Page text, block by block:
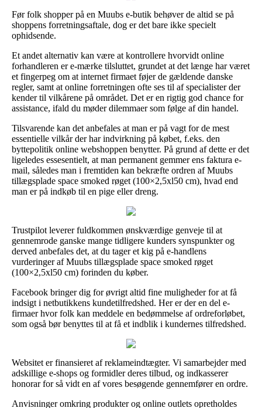
Før folk shopper på en Muubs e-butik behøver de altid se på
shoppens forretningsaftale, dog er det bare ikke specielt
ophidsende.
Et andet alternativ kan være at kontrollere hvorvidt online
forhandleren er e-mærke tilsluttet, grundet at det længe har været
et fingerpeg om at internet firmaet føjer de gældende danske
regler, samt at online forretningen ofte ses til af specialister der
kender til vilkårene på området. Det er en rigtig god chance for
assistance, ifald du møder dilemmaer som følge af din handel.
Tilsvarende kan det anbefales at man er på vagt for de mest
essentielle vilkår der har indvirkning på købet, f.eks. den
byttepolitik online webshoppen benytter. På grund af dette er det
ligeledes essesentielt, at man permanent gemmer ens faktura e-
mail, således man i fremtiden kan bekræfte ordren af Muubs
tillægsplade space smoked røget (100×2,5xl50 cm), hvad end
man er på indkøb til en pige eller dreng.
Trustpilot leverer fuldkommen ønskværdige genveje til at
gennemrode ganske mange tidligere kunders synspunkter og
derved anbefales det, at du tager et kig på e-handlens
vurderinger af Muubs tillægsplade space smoked røget
(100×2,5xl50 cm) forinden du køber.
Facebook bringer dig for øvrigt altid fine muligheder for at få
indsigt i netbutikkens kundetilfredshed. Her er der en del e-
firmaer hvor folk kan meddele en bedømmelse af ordreforløbet,
som også bør benyttes til at få et indblik i kundernes tilfredshed.
Websitet er finansieret af reklameindtægter. Vi samarbejder med
adskillige e-shops og formidler deres tilbud, og indkasserer
honorar for så vidt en af vores besøgende gennemfører en ordre.
Anvisninger omkring produkter og online outlets opretholdes